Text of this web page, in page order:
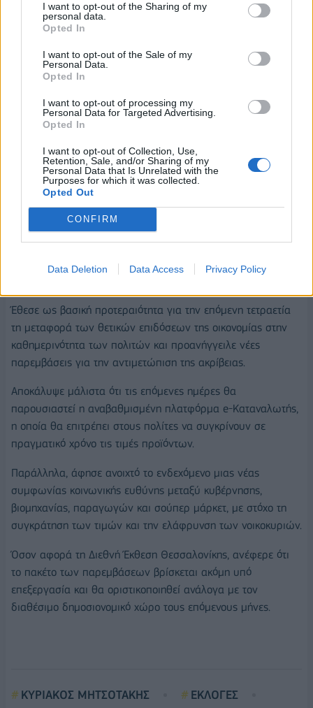
I want to opt-out of the Sharing of my
personal data.
Opted In
I want to opt-out of the Sale of my
Personal Data.
Opted In
I want to opt-out of processing my
Personal Data for Targeted Advertising.
Opted In
I want to opt-out of Collection, Use,
Retention, Sale, and/or Sharing of my
Personal Data that Is Unrelated with the
Purposes for which it was collected.
Opted Out
CONFIRM
Data Deletion Data Access Privacy Policy
αυστηρότερη σήμανση του περιεχομένου που παράγεται από
τεχνητή νοημοσύνη και μεγαλύτερη εκπαίδευση των πολιτών
στην αναγνώριση της παραπληροφόρησης.
Η τρίτη θητεία και οι εξαγγελίες της ΔΕΘ
Κλείνοντας τη συνέντευξη, ο πρωθυπουργός εξήγησε γιατί
ζητεί εκ νέου την εμπιστοσύνη των πολιτών για μια τρίτη
κυβερνητική θητεία.
Όπως είπε, η πολιτική δεν είναι ισόβια επιλογή, ωστόσο η
περίοδος έως το 2030 θα είναι καθοριστική για τη θέση της
Ελλάδας στον κόσμο. Εκτίμησε ότι διαθέτει πλέον
μεγαλύτερη εμπειρία και διεθνή αναγνώριση ώστε να
οδηγήσει τη χώρα σε αυτή τη φάση, ξεκαθαρίζοντας
παράλληλα ότι εφόσον εκλεγεί για τρίτη φορά δεν θα
Έθεσε ως βασική προτεραιότητα για την επόμενη τετραετία
τη μεταφορά των θετικών επιδόσεων της οικονομίας στην
καθημερινότητα των πολιτών και προανήγγειλε νέες
παρεμβάσεις για την αντιμετώπιση της ακρίβειας.
Αποκάλυψε μάλιστα ότι τις επόμενες ημέρες θα
παρουσιαστεί η αναβαθμισμένη πλατφόρμα e-Καταναλωτής,
η οποία θα επιτρέπει στους πολίτες να συγκρίνουν σε
πραγματικό χρόνο τις τιμές προϊόντων.
Παράλληλα, άφησε ανοιχτό το ενδεχόμενο μιας νέας
συμφωνίας κοινωνικής ευθύνης μεταξύ κυβέρνησης,
βιομηχανίας, παραγωγών και σούπερ μάρκετ, με στόχο τη
συγκράτηση των τιμών και την ελάφρυνση των νοικοκυριών.
Όσον αφορά τη Διεθνή Έκθεση Θεσσαλονίκης, ανέφερε ότι
το πακέτο των παρεμβάσεων βρίσκεται ακόμη υπό
επεξεργασία και θα οριστικοποιηθεί ανάλογα με τον
διαθέσιμο δημοσιονομικό χώρο τους επόμενους μήνες.
ΚΥΡΙΑΚΟΣ ΜΗΤΣΟΤΑΚΗΣ
ΕΚΛΟΓΕΣ